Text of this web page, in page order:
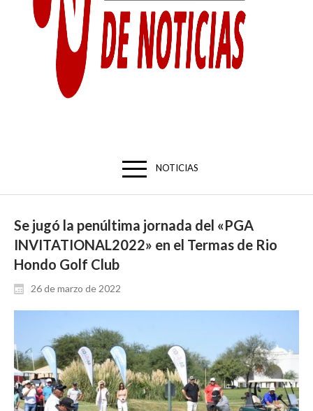
NOTICIAS
Se jugó la penúltima jornada del «PGA
INVITATIONAL2022» en el Termas de Rio
Hondo Golf Club
26 de marzo de 2022